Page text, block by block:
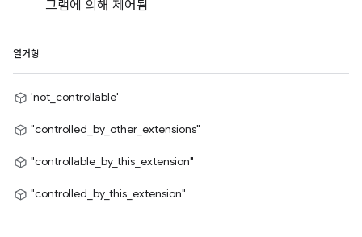
그램에 의해 제어됨
열거형
'not_controllable'
"controlled_by_other_extensions"
"controllable_by_this_extension"
"controlled_by_this_extension"